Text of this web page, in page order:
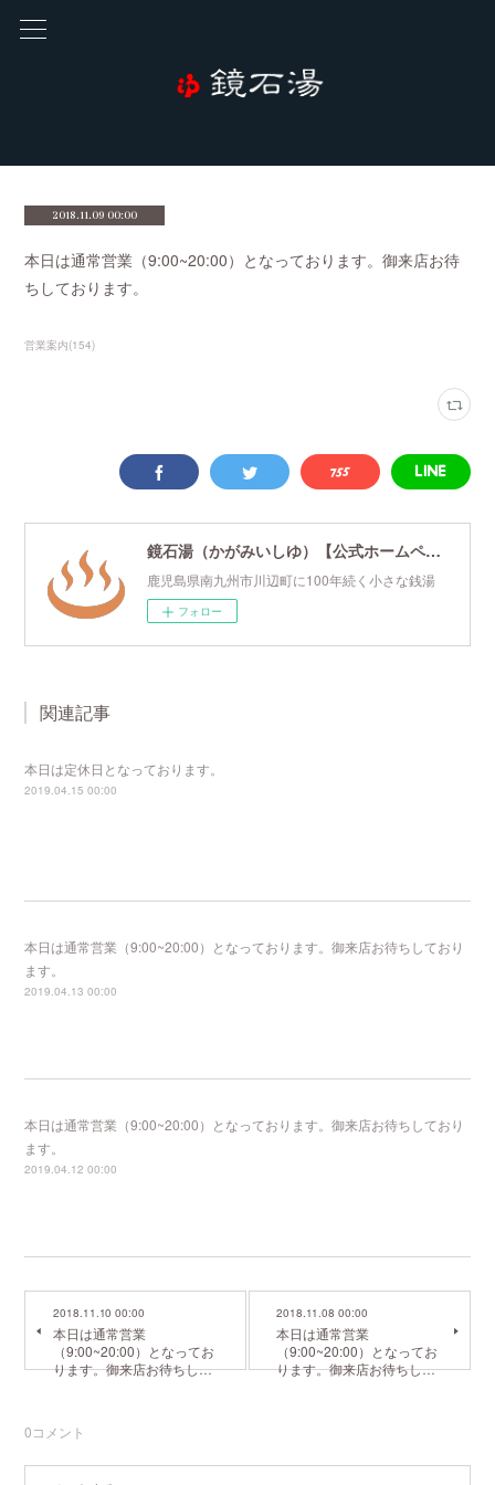
2018.11.09 00:00
本日は通常営業（9:00~20:00）となっております。御来店お待
ちしております。
営業案内(154)
鏡石湯（かがみいしゆ）【公式ホームページ】
鹿児島県南九州市川辺町に100年続く小さな銭湯
フォロー
関連記事
本日は定休日となっております。
2019.04.15 00:00
本日は通常営業（9:00~20:00）となっております。御来店お待ちしており
ます。
2019.04.13 00:00
本日は通常営業（9:00~20:00）となっております。御来店お待ちしており
ます。
2019.04.12 00:00
2018.11.10 00:00
本日は通常営業
（9:00~20:00）となってお
ります。御来店お待ちし…
2018.11.08 00:00
本日は通常営業
（9:00~20:00）となってお
ります。御来店お待ちし…
0コメント